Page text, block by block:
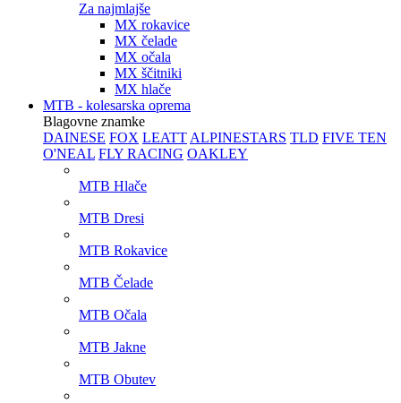
Za najmlajše
MX rokavice
MX čelade
MX očala
MX ščitniki
MX hlače
MTB - kolesarska oprema
Blagovne znamke
DAINESE FOX LEATT ALPINESTARS TLD FIVE TEN
O'NEAL FLY RACING OAKLEY
MTB Hlače
MTB Dresi
MTB Rokavice
MTB Čelade
MTB Očala
MTB Jakne
MTB Obutev